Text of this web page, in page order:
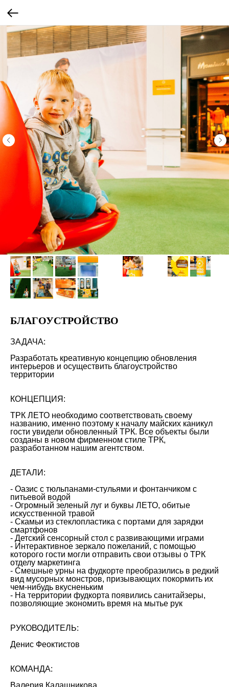
БЛАГОУСТРОЙСТВО
ЗАДАЧА:
Разработать креативную концепцию обновления
интерьеров и осуществить благоустройство
территории
КОНЦЕПЦИЯ:
ТРК ЛЕТО необходимо соответствовать своему
названию, именно поэтому к началу майских каникул
гости увидели обновленный ТРК. Все объекты были
созданы в новом фирменном стиле ТРК,
разработанном нашим агентством.
ДЕТАЛИ:
- Оазис с тюльпанами-стульями и фонтанчиком с
питьевой водой
- Огромный зеленый луг и буквы ЛЕТО, обитые
искусственной травой
- Скамьи из стеклопластика с портами для зарядки
смартфонов
- Детский сенсорный стол с развивающими играми
- Интерактивное зеркало пожеланий, с помощью
которого гости могли отправить свои отзывы о ТРК
отделу маркетинга
- Смешные урны на фудкорте преобразились в редкий
вид мусорных монстров, призывающих покормить их
чем-нибудь вкусненьким
- На территории фудкорта появились санитайзеры,
позволяющие экономить время на мытье рук
РУКОВОДИТЕЛЬ:
Денис Феоктистов
КОМАНДА:
Валерия Калашникова